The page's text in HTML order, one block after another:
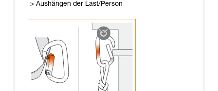
> Aushängen der Last/Person